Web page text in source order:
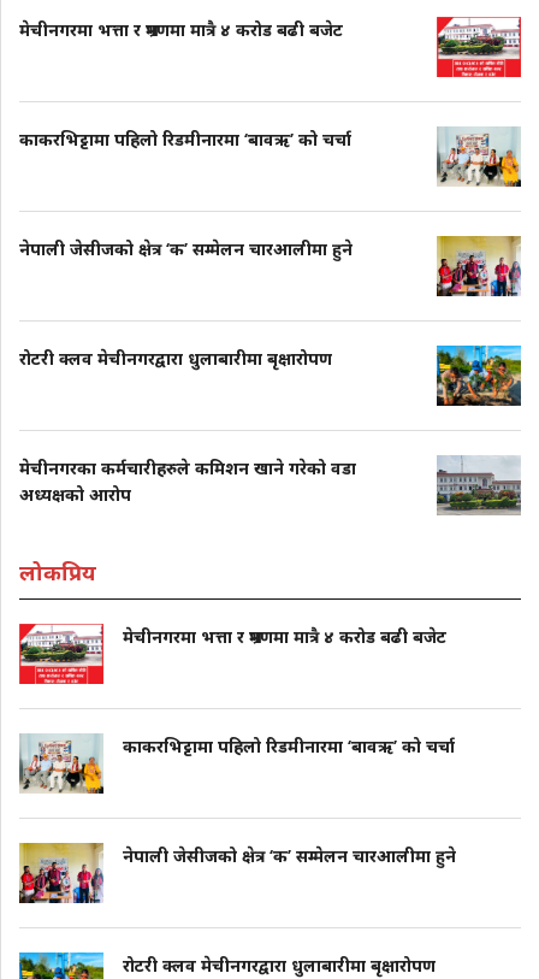
मेचीनगरमा भत्ता र भ्रमणमा मात्रै ४ करोड बढी बजेट
काकरभिट्टामा पहिलो रिडमीनारमा ‘बावऋ’ को चर्चा
नेपाली जेसीजको क्षेत्र ‘क’ सम्मेलन चारआलीमा हुने
रोटरी क्लव मेचीनगरद्वारा धुलाबारीमा बृक्षारोपण
मेचीनगरका कर्मचारीहरुले कमिशन खाने गरेको वडा
अध्यक्षको आरोप
लोकप्रिय
मेचीनगरमा भत्ता र भ्रमणमा मात्रै ४ करोड बढी बजेट
काकरभिट्टामा पहिलो रिडमीनारमा ‘बावऋ’ को चर्चा
नेपाली जेसीजको क्षेत्र ‘क’ सम्मेलन चारआलीमा हुने
रोटरी क्लव मेचीनगरद्वारा धुलाबारीमा बृक्षारोपण